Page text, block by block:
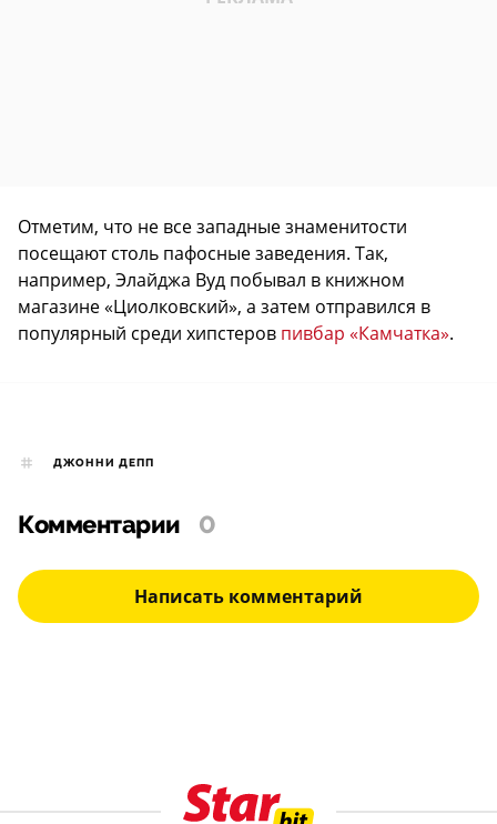
Отметим, что не все западные знаменитости
посещают столь пафосные заведения. Так,
например, Элайджа Вуд побывал в книжном
магазине «Циолковский», а затем отправился в
популярный среди хипстеров пивбар «Камчатка».
ДЖОННИ ДЕПП
Комментарии 0
Написать комментарий